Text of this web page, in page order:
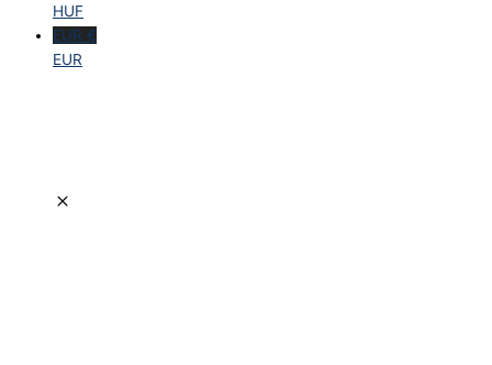
HUF
EUR €
EUR